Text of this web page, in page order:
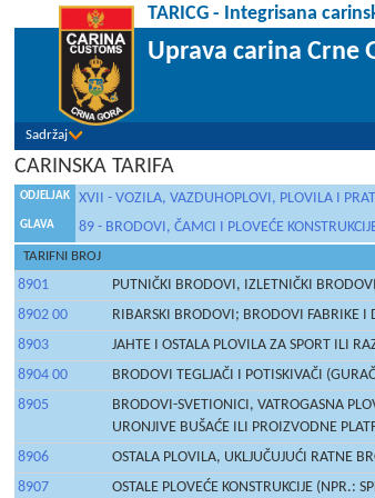
TARICG - Integrisana
Uprava carina Crne
Sadržaj
CARINSKA TARIFA
ODJELJAK XVII - VOZILA, VAZDUHOPLOVI, PLOVILA I
GLAVA 89 - BRODOVI, ČAMCI I PLOVEĆE
TARIFNI BROJ
8901
PUTNIČKI BRODOVI, IZLETNIČKI
8902 00
RIBARSKI BRODOVI; BRODOVI FABRIKE
8903
JAHTE I OSTALA PLOVILA ZA SPORT ILI
8904 00
BRODOVI TEGLJAČI I POTISKIVAČI
8905
BRODOVI-SVETIONICI, VATROGASNA
URONJIVE BUŠAĆE ILI PROIZVODNE
8906
OSTALA PLOVILA, UKLJUČUJUĆI RATNE
8907
OSTALE PLOVEĆE KONSTRUKCIJE (NPR.: